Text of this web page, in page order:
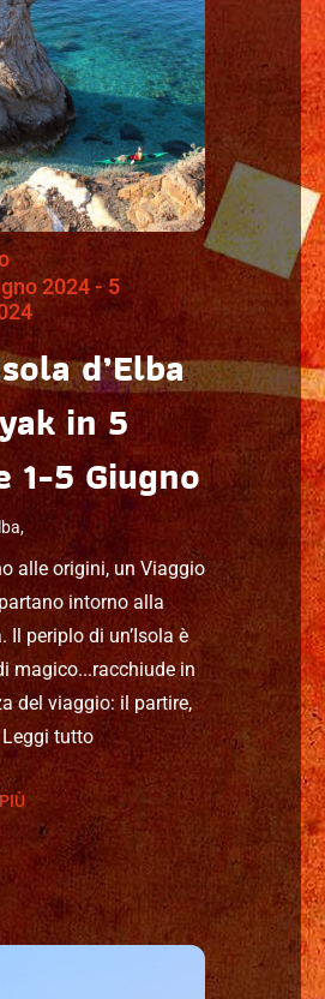
2024 - 5
d’Elba
in 5
1-5 Giugno
alle origini, un Viaggio
intorno alla
Il periplo di un’Isola è
magico...racchiude in
del viaggio: il partire,
Leggi tutto